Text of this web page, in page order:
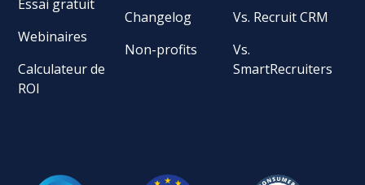
Essai gratuit
Webinaires
Calculateur de
ROI
Changelog
Non-profits
Vs. Recruit CRM
Vs.
SmartRecruiters